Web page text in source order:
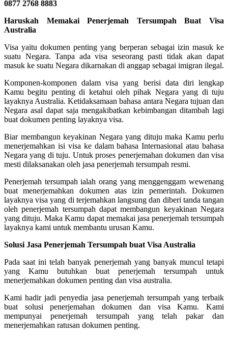
0877 2768 8883
Haruskah Memakai Penerjemah Tersumpah Buat Visa
Australia
Visa yaitu dokumen penting yang berperan sebagai izin masuk ke
suatu Negara. Tanpa ada visa seseorang pasti tidak akan dapat
masuk ke suatu Negara dikarnakan di anggap sebagai imigran ilegal.
Komponen-komponen dalam visa yang berisi data diri lengkap
Kamu begitu penting di ketahui oleh pihak Negara yang di tuju
layaknya Australia. Ketidaksamaan bahasa antara Negara tujuan dan
Negara asal dapat saja mengakibatkan kebimbangan ditambah lagi
buat dokumen penting layaknya visa.
Biar membangun keyakinan Negara yang dituju maka Kamu perlu
menerjemahkan isi visa ke dalam bahasa Internasional atau bahasa
Negara yang di tuju. Untuk proses penerjemahan dokumen dan visa
mesti dilaksanakan oleh jasa penerjemah tersumpah resmi.
Penerjemah tersumpah ialah orang yang menggenggam wewenang
buat menerjemahkan dokumen atas izin pemerintah. Dokumen
layaknya visa yang di terjemahkan langsung dan diberi tanda tangan
oleh penerjemah tersumpah dapat membangun keyakinan Negara
yang dituju. Maka Kamu dapat memakai jasa penerjemah tersumpah
layaknya kami untuk membantu urusan Kamu.
Solusi Jasa Penerjemah Tersumpah buat Visa Australia
Pada saat ini telah banyak penerjemah yang banyak muncul tetapi
yang Kamu butuhkan buat penerjemah tersumpah untuk
menerjemahkan dokumen penting dan visa australia.
Kami hadir jadi penyedia jasa penerjemah tersumpah yang terbaik
buat solusi penerjemahan dokumen dan visa Kamu. Kami
mempunyai penerjemah tersumpah yang telah pakar dan
menerjemahkan ratusan dokumen penting.